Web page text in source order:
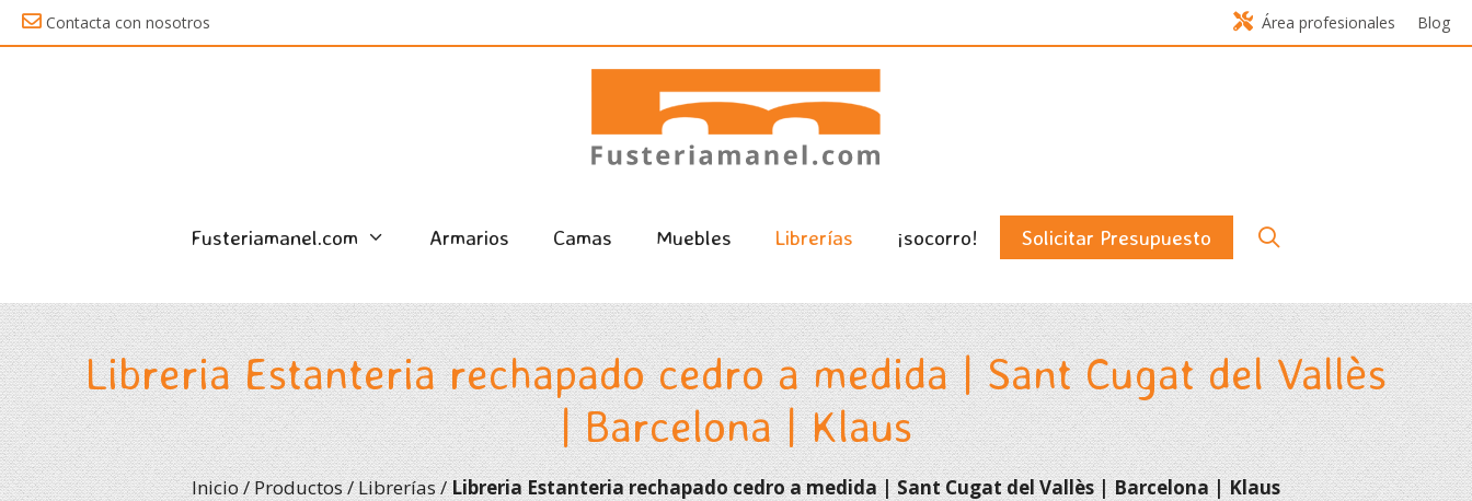
Saltar
al
Contacta con nosotros Área profesionales Blog
Fusteriamanel.com Armarios Camas Muebles Librerías ¡socorro! Solicitar Presupuesto
Libreria Estanteria rechapado cedro a medida | Sant Cugat del Vallès
| Barcelona | Klaus
Inicio/Productos/Librerías/Libreria Estanteria rechapado cedro a medida | Sant Cugat del Vallès | Barcelona | Klaus